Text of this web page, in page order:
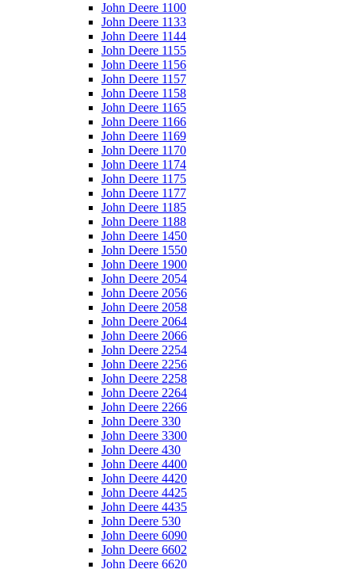
John Deere 1100
John Deere 1133
John Deere 1144
John Deere 1155
John Deere 1156
John Deere 1157
John Deere 1158
John Deere 1165
John Deere 1166
John Deere 1169
John Deere 1170
John Deere 1174
John Deere 1175
John Deere 1177
John Deere 1185
John Deere 1188
John Deere 1450
John Deere 1550
John Deere 1900
John Deere 2054
John Deere 2056
John Deere 2058
John Deere 2064
John Deere 2066
John Deere 2254
John Deere 2256
John Deere 2258
John Deere 2264
John Deere 2266
John Deere 330
John Deere 3300
John Deere 430
John Deere 4400
John Deere 4420
John Deere 4425
John Deere 4435
John Deere 530
John Deere 6090
John Deere 6602
John Deere 6620